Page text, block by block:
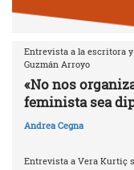
Entrevista a la escritora
Guzmán Arroyo
«No nos
feminista sea
Andrea Cegna
Entrevista a Vera Kurtiç